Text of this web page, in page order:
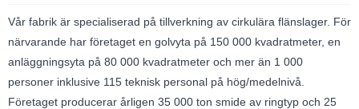
Vår fabrik är specialiserad på tillverkning av cirkulära flänslager. För
närvarande har företaget en golvyta på 150 000 kvadratmeter, en
anläggningsyta på 80 000 kvadratmeter och mer än 1 000
personer inklusive 115 teknisk personal på hög/medelnivå.
Företaget producerar årligen 35 000 ton smide av ringtyp och 25